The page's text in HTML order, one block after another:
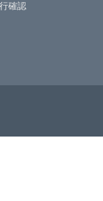
確認